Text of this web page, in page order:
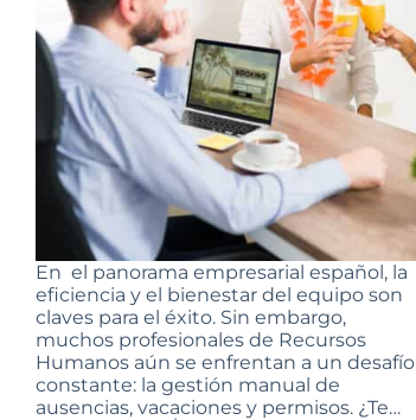
En el panorama empresarial español, la
eficiencia y el bienestar del equipo son
claves para el éxito. Sin embargo,
muchos profesionales de Recursos
Humanos aún se enfrentan a un desafío
constante: la gestión manual de
ausencias, vacaciones y permisos. ¿Te…